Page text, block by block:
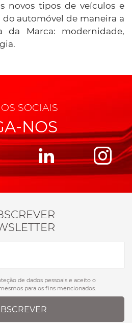
novos tipos de veículos e
automóvel de maneira a
da Marca: modernidade,
SOCIAIS
NOS
de dados pessoais e aceito o
para os fins mencionados.